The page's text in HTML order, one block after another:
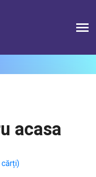
the
value: 2)
acasa